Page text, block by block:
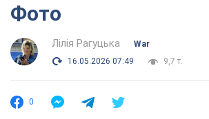
Фото
Лілія Рагуцька
War
16.05.2026 07:49
9,7 т.
0